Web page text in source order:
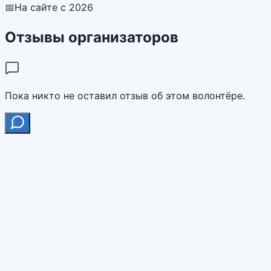
📅На сайте с 2026
Отзывы организаторов
Пока никто не оставил отзыв об этом волонтёре.